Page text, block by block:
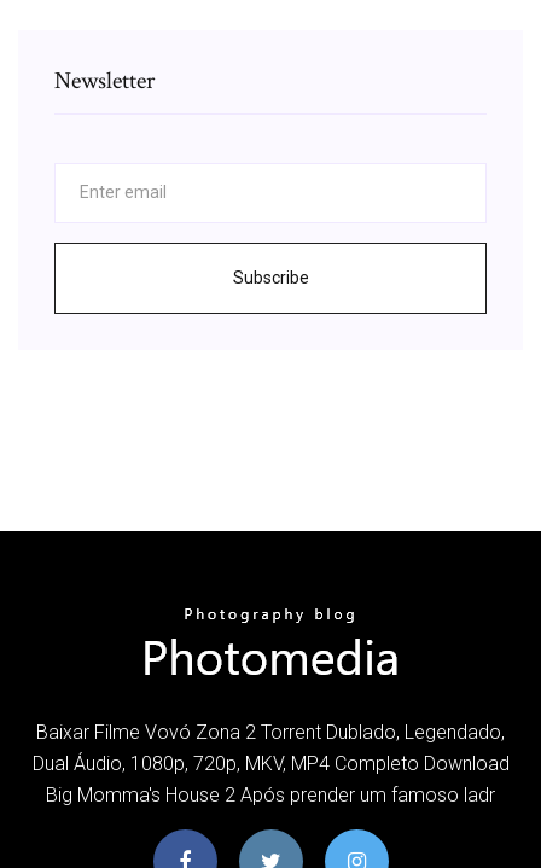
Newsletter
Subscribe
Baixar Filme Vovó Zona 2 Torrent Dublado, Legendado,
Dual Áudio, 1080p, 720p, MKV, MP4 Completo Download
Big Momma's House 2 Após prender um famoso ladr